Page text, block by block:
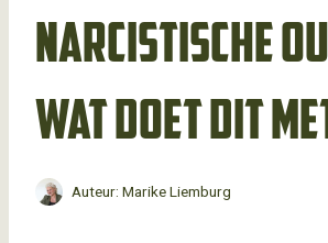
narcistische
wat doet dit
Auteur: Marike Liemburg